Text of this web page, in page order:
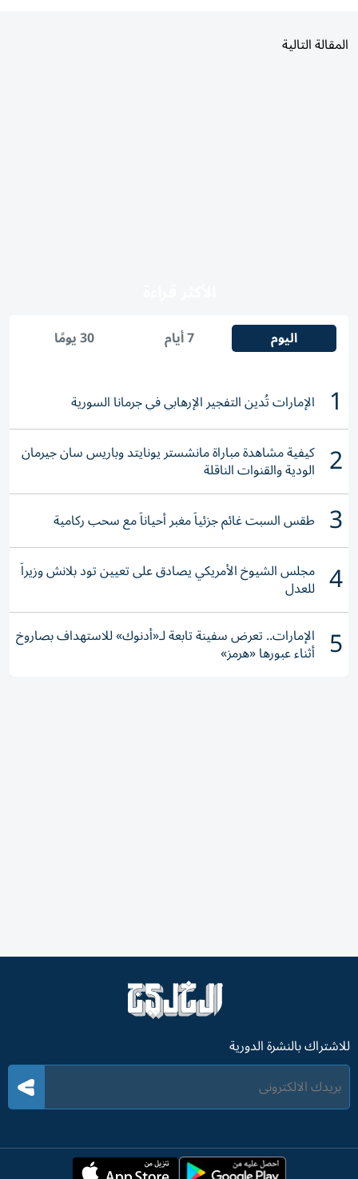
المقالة التالية
اليوم 7 أيام 30 يومًا
1 الإمارات تُدين التفجير الإرهابي في جرمانا السورية
2 كيفية مشاهدة مباراة مانشستر يونايتد وباريس سان جيرمان
الودية والقنوات الناقلة
3 طقس السبت غائم جزئياً مغبر أحياناً مع سحب ركامية
4 مجلس الشيوخ الأمريكي يصادق على تعيين تود بلانش وزيراً
للعدل
5 الإمارات.. تعرض سفينة تابعة لـ«أدنوك» للاستهداف بصاروخ
أثناء عبورها «هرمز»
للاشتراك بالنشرة الدورية